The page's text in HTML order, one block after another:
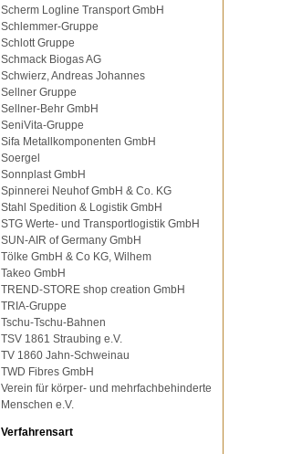
Scherm Logline Transport GmbH
Schlemmer-Gruppe
Schlott Gruppe
Schmack Biogas AG
Schwierz, Andreas Johannes
Sellner Gruppe
Sellner-Behr GmbH
SeniVita-Gruppe
Sifa Metallkomponenten GmbH
Soergel
Sonnplast GmbH
Spinnerei Neuhof GmbH & Co. KG
Stahl Spedition & Logistik GmbH
STG Werte- und Transportlogistik GmbH
SUN-AIR of Germany GmbH
Tölke GmbH & Co KG, Wilhem
Takeo GmbH
TREND-STORE shop creation GmbH
TRIA-Gruppe
Tschu-Tschu-Bahnen
TSV 1861 Straubing e.V.
TV 1860 Jahn-Schweinau
TWD Fibres GmbH
Verein für körper- und mehrfachbehinderte
Menschen e.V.
Verfahrensart